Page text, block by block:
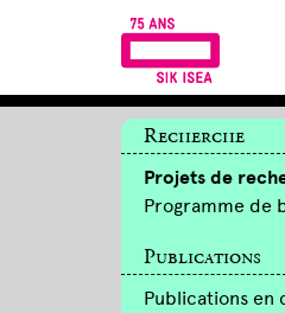
Recherche
Projets de
Programme de
Publications
Publications en